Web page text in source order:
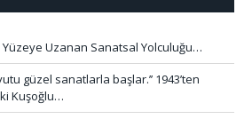
Yüzeye Uzanan Sanatsal Yolculuğu…
güzel sanatlarla başlar.’’ 1943’ten
Kuşoğlu…